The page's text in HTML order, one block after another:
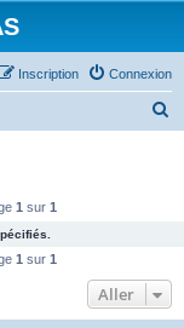
Connexion
Inscription
c
1 sur 1
1 sur 1
Aller